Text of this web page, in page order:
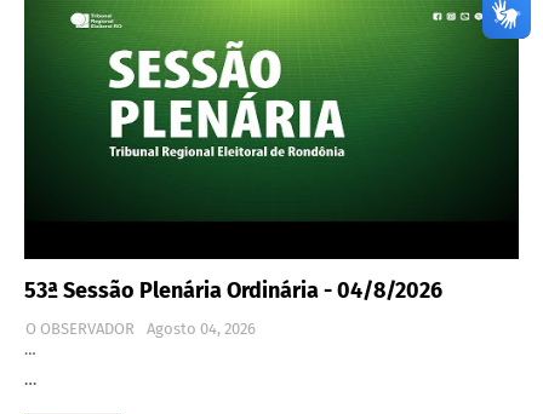
53ª Sessão Plenária Ordinária - 04/8/2026
O OBSERVADOR
Agosto 04, 2026
…
…